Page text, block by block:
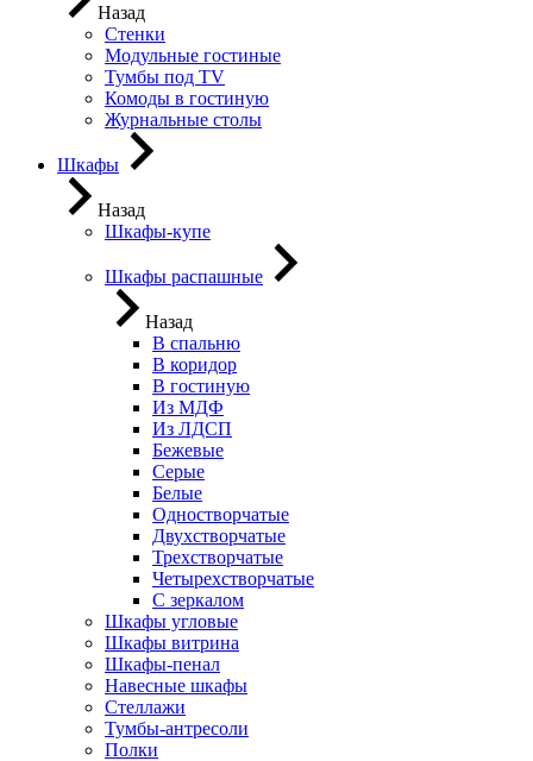
Назад
Стенки
Модульные гостиные
Тумбы под ТV
Комоды в гостиную
Журнальные столы
Шкафы
Назад
Шкафы-купе
Шкафы распашные
Назад
В спальню
В коридор
В гостиную
Из МДФ
Из ЛДСП
Бежевые
Серые
Белые
Одностворчатые
Двухстворчатые
Трехстворчатые
Четырехстворчатые
С зеркалом
Шкафы угловые
Шкафы витрина
Шкафы-пенал
Навесные шкафы
Стеллажи
Тумбы-антресоли
Полки